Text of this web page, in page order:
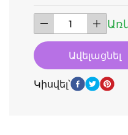
Ավելացնել
Կիսվել՝